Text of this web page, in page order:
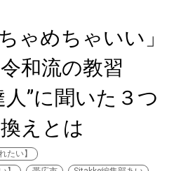
ゃめちゃいい」
和流の教習
”に聞いた３つ
えとは
たい】